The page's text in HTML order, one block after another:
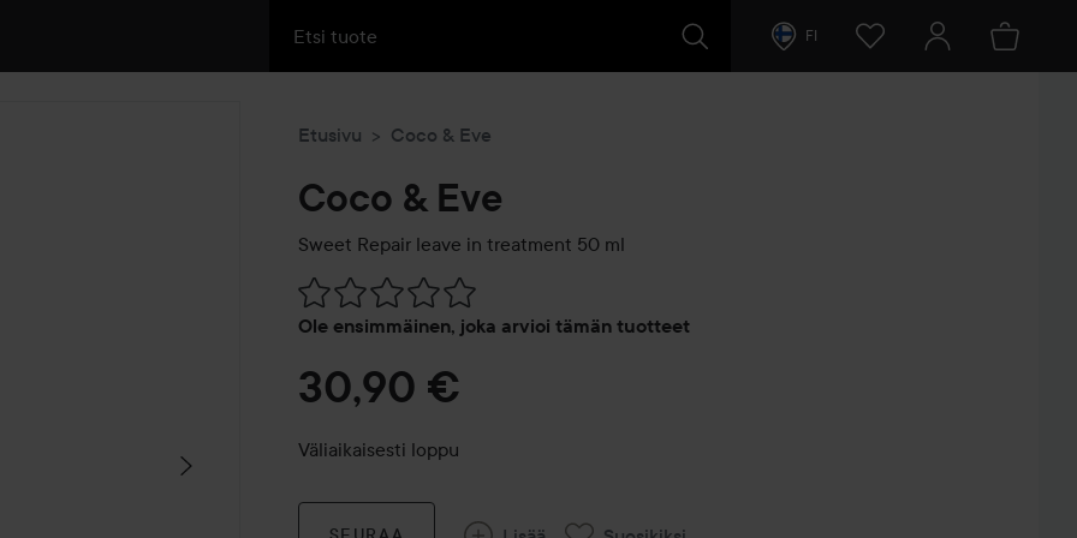
FI
Etusivu Coco & Eve
Coco & Eve
Sweet Repair leave in treatment 50 ml
Ole ensimmäinen, joka arvioi tämän tuotteet
Siirtyä jhk Arvosana & kommentit
30,90 €
Väliaikaisesti loppu